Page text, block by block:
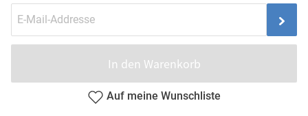
In den Warenkorb
Auf meine Wunschliste